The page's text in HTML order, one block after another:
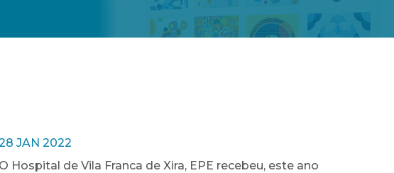
JAN 2022
O Hospital de Vila Franca de Xira, EPE recebeu, este ano